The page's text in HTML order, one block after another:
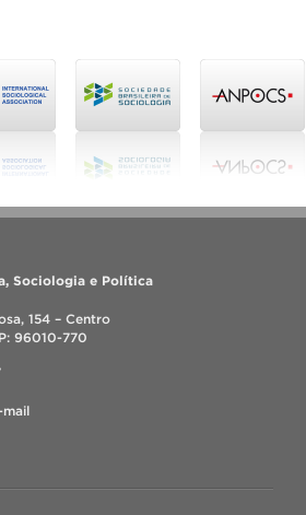
Sociologia e Política
154 – Centro
96010-770